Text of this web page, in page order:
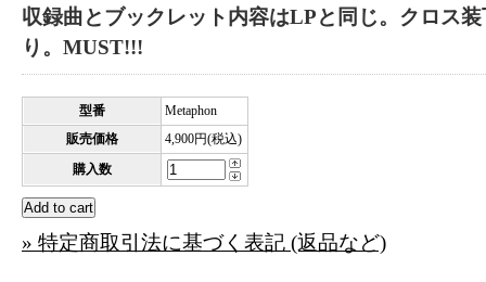
収録曲とブックレット内容はLPと同じ。クロス
り。MUST!!!
型番
Metaphon
販売価格
4,900円(税込)
購入数
» 特定商取引法に基づく表記 (返品など)